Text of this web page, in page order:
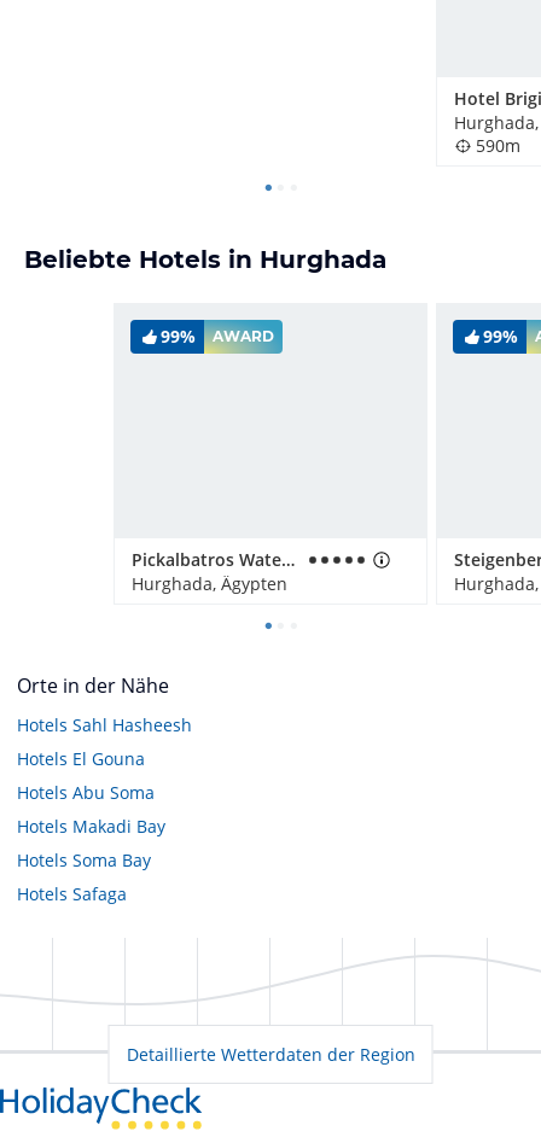
Hotel
590m
Beliebte Hotels in Hurghada
99% AWARD
Pickalbatros Water Valley Resort - Neverland Hurghada
Hurghada, Ägypten
99%
Orte in der Nähe
Hotels Sahl Hasheesh
Hotels El Gouna
Hotels Abu Soma
Hotels Makadi Bay
Hotels Soma Bay
Hotels Safaga
Detaillierte Wetterdaten der Region